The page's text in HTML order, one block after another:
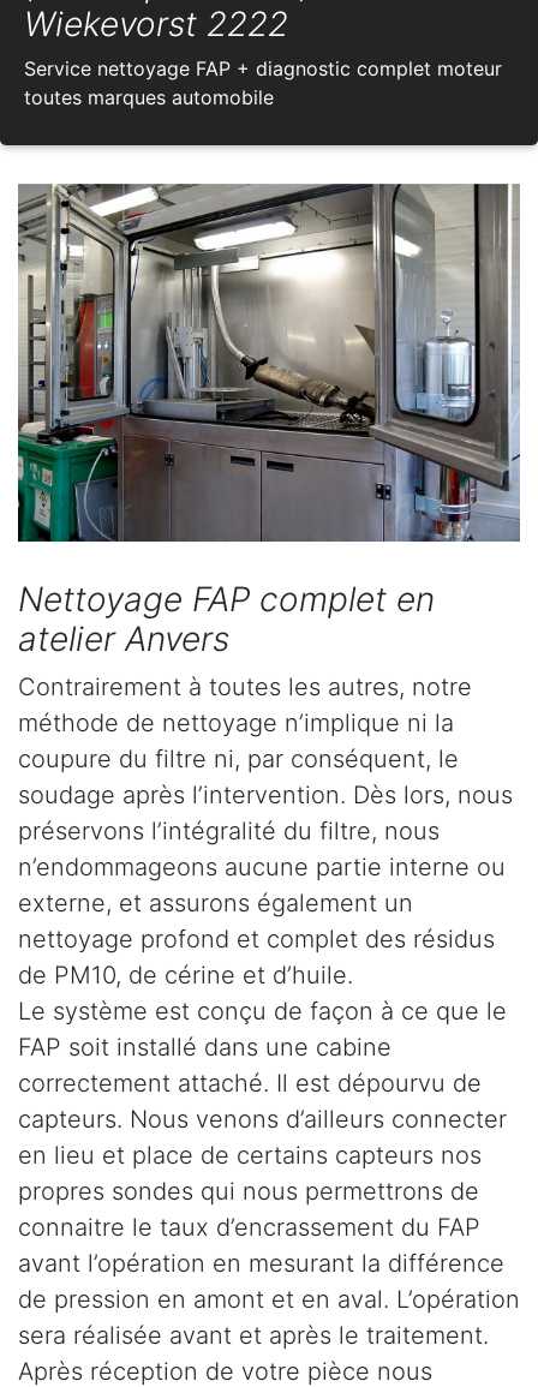
Wiekevorst 2222
Service nettoyage FAP + diagnostic complet moteur
toutes marques automobile
Nettoyage FAP complet en
atelier Anvers
Contrairement à toutes les autres, notre
méthode de nettoyage n’implique ni la
coupure du filtre ni, par conséquent, le
soudage après l’intervention. Dès lors, nous
préservons l’intégralité du filtre, nous
n’endommageons aucune partie interne ou
externe, et assurons également un
nettoyage profond et complet des résidus
de PM10, de cérine et d’huile.
Le système est conçu de façon à ce que le
FAP soit installé dans une cabine
correctement attaché. Il est dépourvu de
capteurs. Nous venons d’ailleurs connecter
en lieu et place de certains capteurs nos
propres sondes qui nous permettrons de
connaitre le taux d’encrassement du FAP
avant l’opération en mesurant la différence
de pression en amont et en aval. L’opération
sera réalisée avant et après le traitement.
Après réception de votre pièce nous